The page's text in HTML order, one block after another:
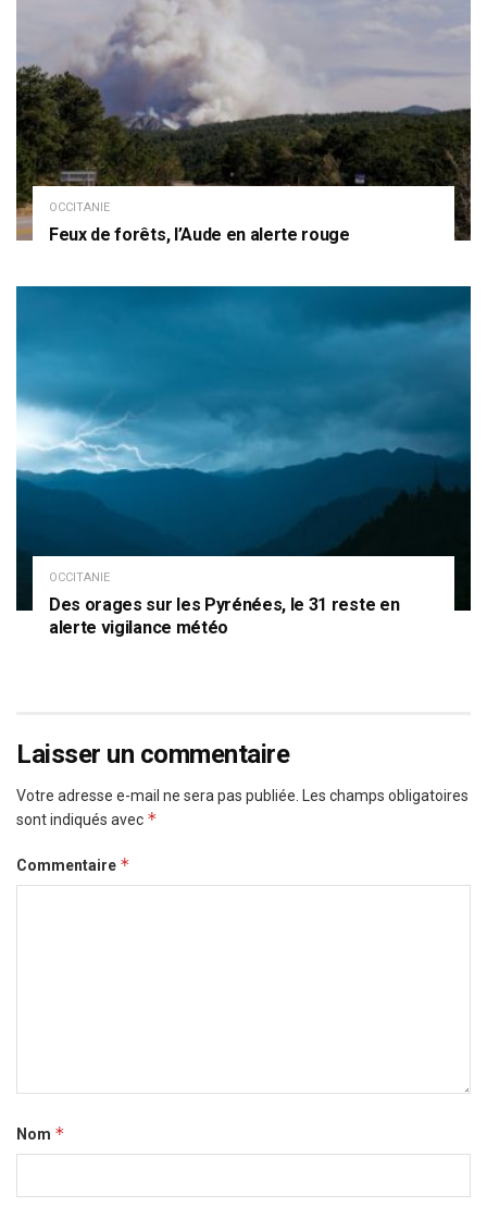
OCCITANIE
Feux de forêts, l’Aude en alerte rouge
OCCITANIE
Des orages sur les Pyrénées, le 31 reste en
alerte vigilance météo
Laisser un commentaire
Votre adresse e-mail ne sera pas publiée. Les champs obligatoires
sont indiqués avec *
Commentaire *
Nom *